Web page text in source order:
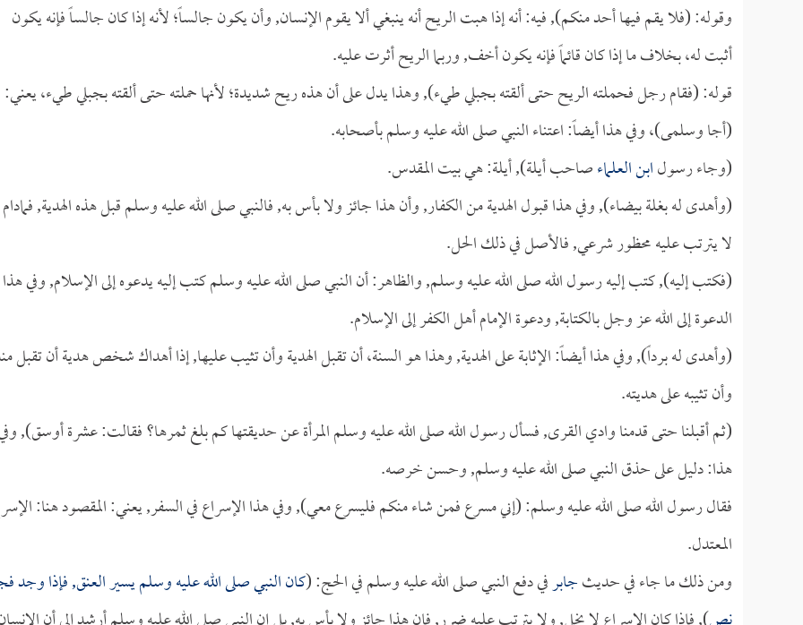
وقوله: (فلا يقم فيها أحد منكم), فيه: أنه إذا هبت الريح أنه ينبغي ألا يقوم الإنسان, وأن يكون جالساً؛ لأنه إذا كان جالساً فإنه يكون
أثبت له، بخلاف ما إذا كان قائماً فإنه يكون أخف, وربما الريح أثرت عليه.
قوله: (فقام رجل فحملته الريح حتى ألقته بجبلي طيء), وهذا يدل على أن هذه ريح شديدة؛ لأنها حملته حتى ألقته بجبلي طيء، يعني:
(أجا وسلمى)، وفي هذا أيضاً: اعتناء النبي صلى الله عليه وسلم بأصحابه.
(وجاء رسولابن العلماءصاحب أيلة), أيلة: هي بيت المقدس.
(وأهدى له بغلة بيضاء), وفي هذا قبول الهدية من الكفار, وأن هذا جائز ولا بأس به, فالنبي صلى الله عليه وسلم قبل هذه الهدية, فمادام
لا يترتب عليه محظور شرعي, فالأصل في ذلك الحل.
(فكتب إليه), كتب إليه رسول الله صلى الله عليه وسلم, والظاهر: أن النبي صلى الله عليه وسلم كتب إليه يدعوه إلى الإسلام, وفي هذا
الدعوة إلى الله عز وجل بالكتابة, ودعوة الإمام أهل الكفر إلى الإسلام.
(وأهدى له برداً), وفي هذا أيضاً: الإثابة على الهدية, وهذا هو السنة، أن تقبل الهدية وأن تثيب عليها, إذا أهداك شخص هدية أن تقبل
وأن تثيبه على هديته.
(ثم أقبلنا حتى قدمنا وادي القرى, فسأل رسول الله صلى الله عليه وسلم المرأة عن حديقتها كم بلغ ثمرها؟ فقالت: عشرة أوسق),
هذا: دليل على حذق النبي صلى الله عليه وسلم, وحسن خرصه.
فقال رسول الله صلى الله عليه وسلم: (إني مسرع فمن شاء منكم فليسرع معي), وفي هذا الإسراع في السفر, يعني: المقصود هنا:
المعتدل.
ومن ذلك ما جاء في حديثجابرفي دفع النبي صلى الله عليه وسلم في الحج: (كان النبي صلى الله عليه وسلم يسير العنق, فإذا وجد